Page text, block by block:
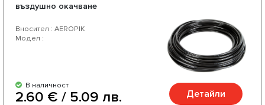
въздушно окачване
Вносител : AEROPIK
Модел :
В наличност
2.60 € / 5.09 лв. Детайли